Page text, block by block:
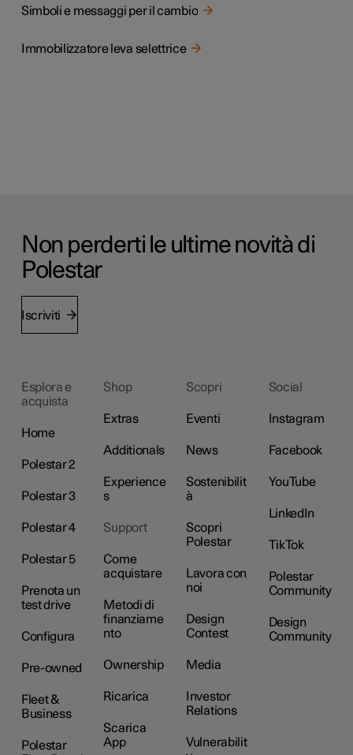
Simboli e messaggi per il cambio
Immobilizzatore leva selettrice
Non perderti le ultime novità di
Polestar
Iscriviti
Esplora e
acquista
Home
Polestar 2
Polestar 3
Polestar 4
Polestar 5
Prenota un
test drive
Configura
Pre-owned
Fleet &
Business
Polestar
Shop
Extras
Additionals
Experience
s
Support
Come
acquistare
Metodi di
finanziame
nto
Ownership
Ricarica
Scarica
App
Scopri
Eventi
News
Sostenibilit
à
Scopri
Polestar
Lavora con
noi
Design
Contest
Media
Investor
Relations
Vulnerabilit
Social
Instagram
Facebook
YouTube
LinkedIn
TikTok
Polestar
Community
Design
Community